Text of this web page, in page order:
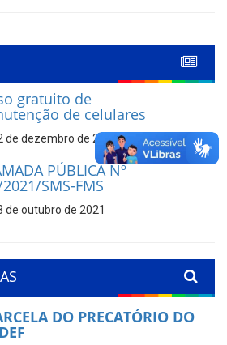
gratuito de
de celulares
de dezembro de 2022
PÚBLICA Nº
SMS-FMS
de outubro de 2021
DO PRECATÓRIO DO